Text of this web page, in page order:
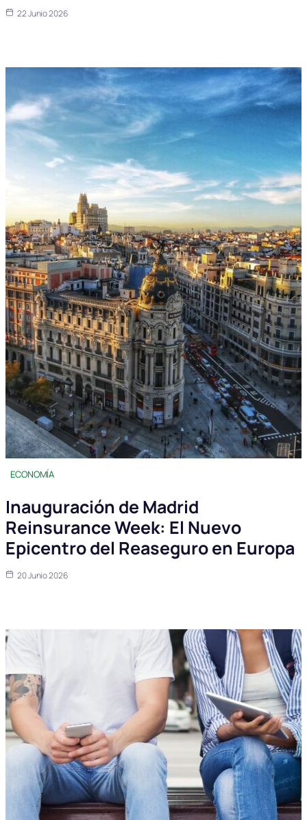
22 Junio 2026
ECONOMÍA
Inauguración de Madrid
Reinsurance Week: El Nuevo
Epicentro del Reaseguro en Europa
20 Junio 2026